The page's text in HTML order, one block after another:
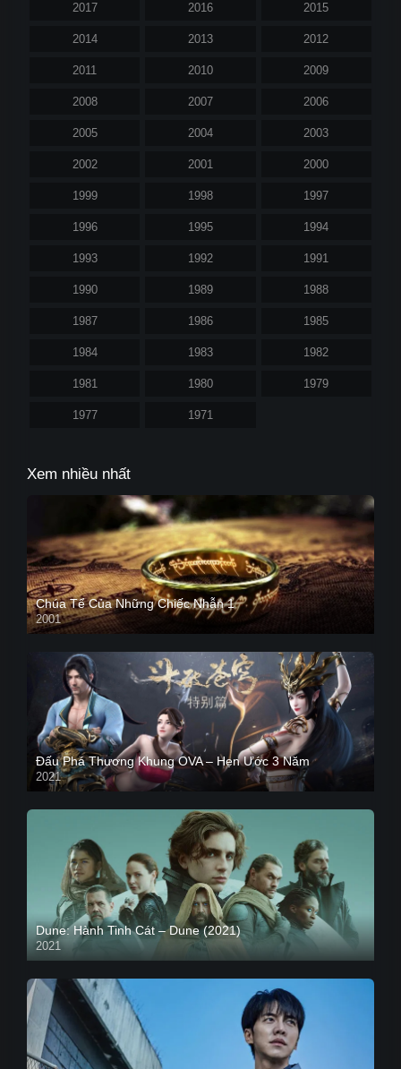
2017 2016 2015
2014 2013 2012
2011 2010 2009
2008 2007 2006
2005 2004 2003
2002 2001 2000
1999 1998 1997
1996 1995 1994
1993 1992 1991
1990 1989 1988
1987 1986 1985
1984 1983 1982
1981 1980 1979
1977 1971
Xem nhiều nhất
Chúa Tể Của Những Chiếc Nhẫn 1
2001
Đấu Phá Thương Khung OVA – Hẹn Ước 3 Năm
2021
Dune: Hành Tinh Cát – Dune (2021)
2021
HD VIETSUB